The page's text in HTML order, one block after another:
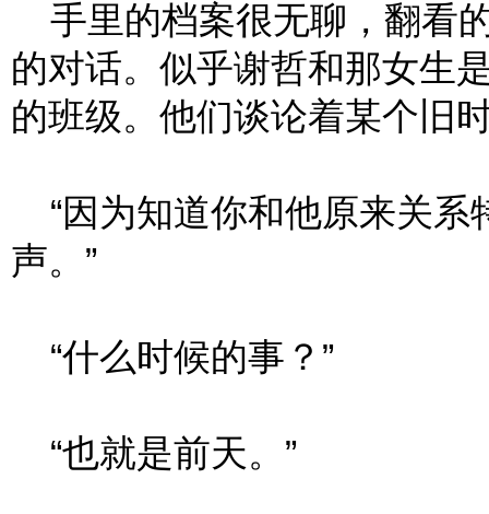
手里的档案很无聊，翻看
的对话。似乎谢哲和那女生
的班级。他们谈论着某个旧
“因为知道你和他原来关系
声。”
“什么时候的事？”
“也就是前天。”